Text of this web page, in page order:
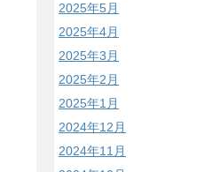
2025年5月
2025年4月
2025年3月
2025年2月
2025年1月
2024年12月
2024年11月